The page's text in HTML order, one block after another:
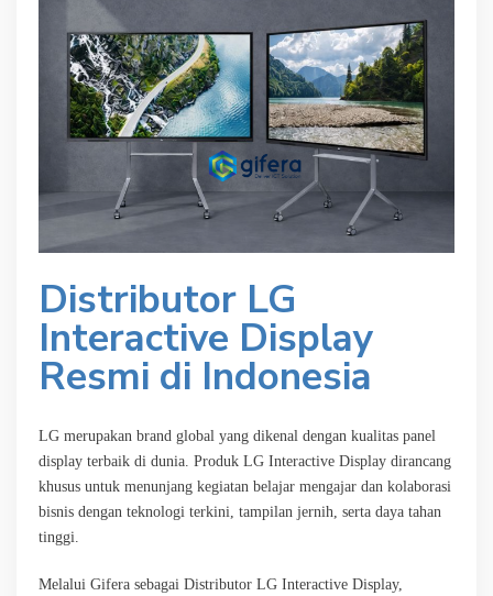
Distributor LG
Interactive Display
Resmi di Indonesia
LG merupakan brand global yang dikenal dengan kualitas panel
display terbaik di dunia. Produk LG Interactive Display dirancang
khusus untuk menunjang kegiatan belajar mengajar dan kolaborasi
bisnis dengan teknologi terkini, tampilan jernih, serta daya tahan
tinggi.
Melalui Gifera sebagai Distributor LG Interactive Display,